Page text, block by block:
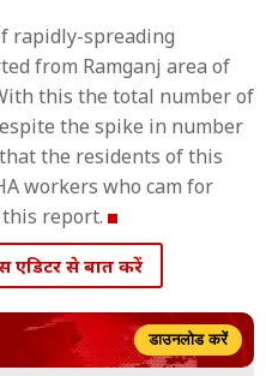
rapidly-spreading
from Ramganj area of
this the total number of
the spike in number
the residents of this
workers who cam for
report.
एडिटर से बात करें
डाउनलोड करें